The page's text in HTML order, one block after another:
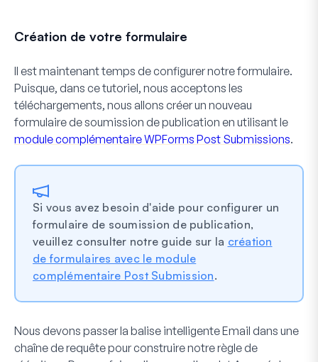
Création de votre formulaire
Il est maintenant temps de configurer notre formulaire.
Puisque, dans ce tutoriel, nous acceptons les
téléchargements, nous allons créer un nouveau
formulaire de soumission de publication en utilisant le
module complémentaire WPForms Post Submissions.
Si vous avez besoin d'aide pour configurer un
formulaire de soumission de publication,
veuillez consulter notre guide sur la création
de formulaires avec le module
complémentaire Post Submission.
Nous devons passer la balise intelligenteEmail dans une
chaîne de requête pour construire notre règle de